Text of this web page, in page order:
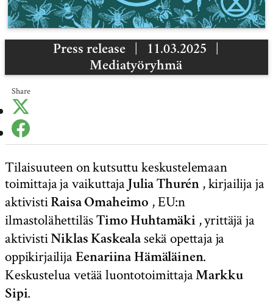
Press release 11.03.2025
Mediatyöryhmä
Share
Tilaisuuteen on kutsuttu keskustelemaan
toimittaja ja vaikuttaja Julia Thurén , kirjailija ja
aktivisti Raisa Omaheimo , EU:n
ilmastolähettiläsTimo Huhtamäki, yrittäjä ja
aktivistiNiklas Kaskeala sekä opettaja ja
oppikirjailija Eenariina Hämäläinen.
Keskustelua vetää luontotoimittajaMarkku
Sipi.